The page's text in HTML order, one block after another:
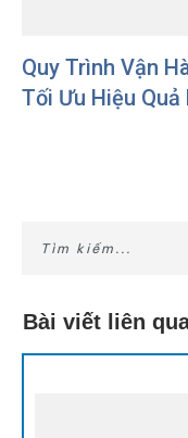
Quy Trình Vận
Tối Ưu Hiệu
Bài viết liên